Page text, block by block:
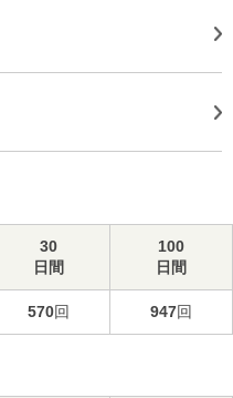
30
日間
100
日間
570回 947回